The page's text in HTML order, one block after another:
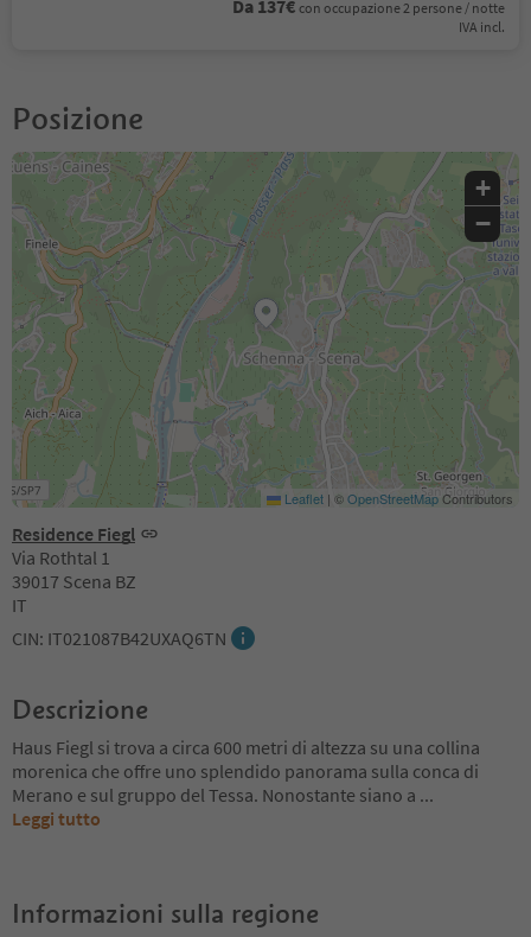
Da 137€ con occupazione 2 persone / notte
IVA incl.
Posizione
Residence Fiegl
Via Rothtal 1
39017 Scena BZ
IT
CIN: IT021087B42UXAQ6TN
+
−
Leaflet | ©OpenStreetMapContributors
Descrizione
Haus Fiegl si trova a circa 600 metri di altezza su una collina
morenica che offre uno splendido panorama sulla conca di
Merano e sul gruppo del Tessa. Nonostante siano a ...
Leggi tutto
Informazioni sulla regione